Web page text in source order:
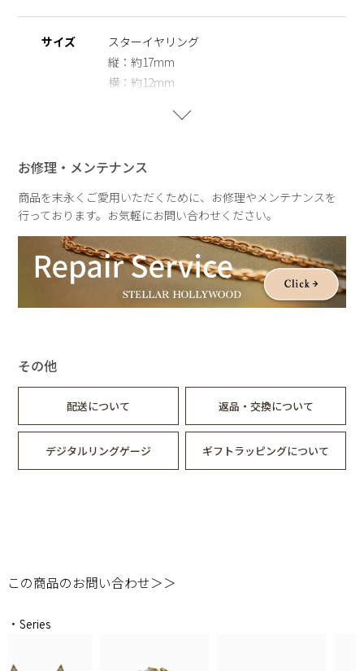
スターラインイヤーカフ
金属製のアクセサリーに含まれるニッケルで引き起こるアレル
ギーを防ぐために、ニッケルをほぼ含まずに作られた素材を指
サイズ
スターイヤリング
縦：約17mm
横：約12mm
スターラインイヤーカフ
横：約19mm
重さ
スターイヤリング
約2g
スターラインイヤーカフ
お修理・メンテナンス
商品を末永くご愛用いただくために、お修理やメンテナンスを
行っております。お気軽にお問い合わせください。
その他
配送について 返品・交換について
デジタルリングゲージ ギフトラッピングについて
この商品のお問い合わせ＞＞
・Series